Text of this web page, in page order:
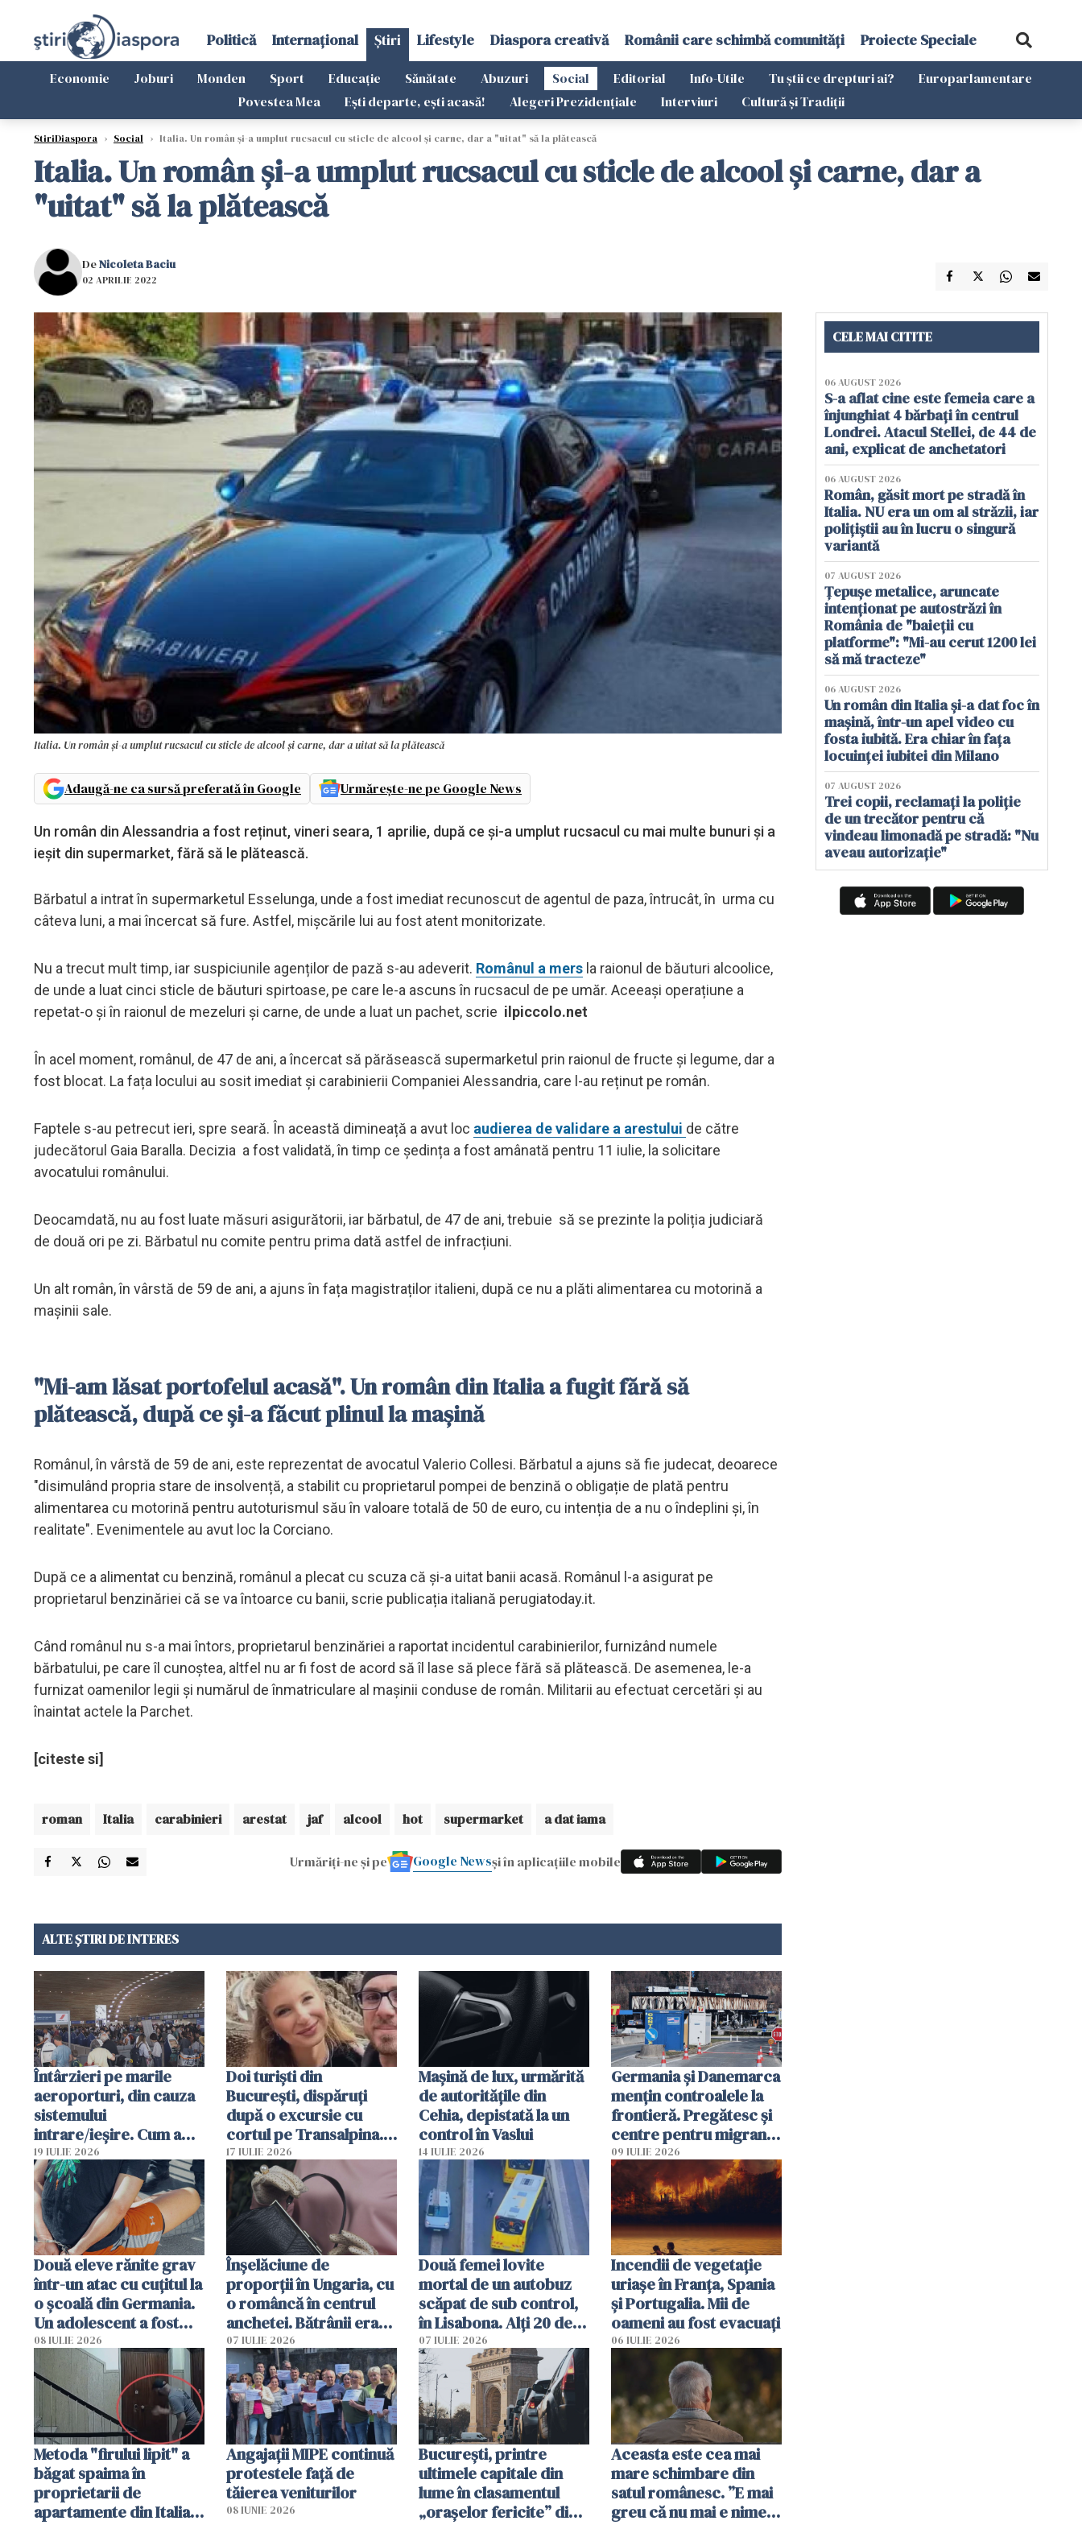
Politică Internațional Știri Lifestyle Diaspora creativă Românii care schimbă comunități Proiecte Speciale
Economie Joburi Monden Sport Educație Sănătate Abuzuri Social Editorial Info-Utile Tu știi ce drepturi ai?
Europarlamentare
Povestea Mea
Ești departe, ești acasă! Alegeri Prezidențiale Interviuri Cultură și Tradiții
StiriDiaspora › Social › Italia. Un român și-a umplut rucsacul cu sticle de alcool și carne, dar a "uitat" să la plătească
Italia. Un român și-a umplut rucsacul cu sticle de alcool și carne, dar a
"uitat" să la plătească
DeNicoleta Baciu
02 APRILIE 2022
Italia. Un român și-a umplut rucsacul cu sticle de alcool și carne, dar a uitat să la plătească
Adaugă-ne ca sursă preferată în Google Urmărește-ne pe Google News
Un român din Alessandria a fost reținut, vineri seara, 1 aprilie, după ce și-a umplut rucsacul cu mai multe bunuri și a
ieșit din supermarket, fără să le plătească.
Bărbatul a intrat în supermarketul Esselunga, unde a fost imediat recunoscut de agentul de paza, întrucât, în urma cu
câteva luni, a mai încercat să fure. Astfel, mișcările lui au fost atent monitorizate.
Nu a trecut mult timp, iar suspiciunile agenților de pază s-au adeverit. Românul a mers la raionul de băuturi alcoolice,
de unde a luat cinci sticle de băuturi spirtoase, pe care le-a ascuns în rucsacul de pe umăr. Aceeași operațiune a
repetat-o și în raionul de mezeluri și carne, de unde a luat un pachet, scrie ilpiccolo.net
În acel moment, românul, de 47 de ani, a încercat să părăsească supermarketul prin raionul de fructe și legume, dar a
fost blocat. La fața locului au sosit imediat și carabinierii Companiei Alessandria, care l-au reținut pe român.
Faptele s-au petrecut ieri, spre seară. În această dimineață a avut loc audierea de validare a arestului de către
judecătorul Gaia Baralla. Decizia a fost validată, în timp ce ședința a fost amânată pentru 11 iulie, la solicitare
avocatului românului.
Deocamdată, nu au fost luate măsuri asigurătorii, iar bărbatul, de 47 de ani, trebuie să se prezinte la poliția judiciară
de două ori pe zi. Bărbatul nu comite pentru prima dată astfel de infracțiuni.
Un alt român, în vârstă de 59 de ani, a ajuns în fața magistraților italieni, după ce nu a plăti alimentarea cu motorină a
mașinii sale.
"Mi-am lăsat portofelul acasă". Un român din Italia a fugit fără să
plătească, după ce și-a făcut plinul la mașină
Românul, în vârstă de 59 de ani, este reprezentat de avocatul Valerio Collesi. Bărbatul a ajuns să fie judecat, deoarece
"disimulând propria stare de insolvență, a stabilit cu proprietarul pompei de benzină o obligație de plată pentru
alimentarea cu motorină pentru autoturismul său în valoare totală de 50 de euro, cu intenția de a nu o îndeplini și, în
realitate". Evenimentele au avut loc la Corciano.
După ce a alimentat cu benzină, românul a plecat cu scuza că și-a uitat banii acasă. Românul l-a asigurat pe
proprietarul benzinăriei că se va întoarce cu banii, scrie publicația italiană perugiatoday.it.
Când românul nu s-a mai întors, proprietarul benzinăriei a raportat incidentul carabinierilor, furnizând numele
bărbatului, pe care îl cunoștea, altfel nu ar fi fost de acord să îl lase să plece fără să plătească. De asemenea, le-a
furnizat oamenilor legii și numărul de înmatriculare al mașinii conduse de român. Militarii au efectuat cercetări și au
înaintat actele la Parchet.
[citeste si]
roman Italia carabinieri arestat jaf alcool hot supermarket a dat iama
Urmăriți-ne și pe Google Newsși în aplicațiile mobile
ALTE ȘTIRI DE INTERES
Întârzieri pe marile
aeroporturi, din cauza
sistemului
intrare/ieșire. Cum a
ajuns o femeie să fie
arestată în Cluj-Napoca
19 IULIE 2026
Doi turiști din
București, dispăruți
după o excursie cu
cortul pe Transalpina.
Poliția și familia îi caută
17 IULIE 2026
Mașină de lux, urmărită
de autoritățile din
Cehia, depistată la un
control în Vaslui
14 IULIE 2026
Germania și Danemarca
mențin controalele la
frontieră. Pregătesc și
centre pentru migranții
respinși din UE
09 IULIE 2026
Două eleve rănite grav
într-un atac cu cuțitul la
o școală din Germania.
Un adolescent a fost
arestat
08 IULIE 2026
Înșelăciune de
proporții în Ungaria, cu
o româncă în centrul
anchetei. Bătrânii erau
puși să lase la poartă
genți cu aur și bani
07 IULIE 2026
Două femei lovite
mortal de un autobuz
scăpat de sub control,
în Lisabona. Alți 20 de
oameni sunt răniți
07 IULIE 2026
Incendii de vegetație
uriașe în Franța, Spania
și Portugalia. Mii de
oameni au fost evacuați
06 IULIE 2026
Metoda "firului lipit" a
băgat spaima în
proprietarii de
apartamente din Italia.
Angajaţii MIPE continuă
protestele faţă de
tăierea veniturilor
08 IUNIE 2026
București, printre
ultimele capitale din
lume în clasamentul
„orașelor fericite” din
Aceasta este cea mai
mare schimbare din
satul românesc. ”E mai
greu că nu mai e nimeni
CELE MAI CITITE
06 AUGUST 2026
S-a aflat cine este femeia care a
înjunghiat 4 bărbați în centrul
Londrei. Atacul Stellei, de 44 de
ani, explicat de anchetatori
06 AUGUST 2026
Român, găsit mort pe stradă în
Italia. NU era un om al străzii, iar
polițiștii au în lucru o singură
variantă
07 AUGUST 2026
Țepușe metalice, aruncate
intenționat pe autostrăzi în
România de "baieții cu
platforme": "Mi-au cerut 1200 lei
să mă tracteze"
06 AUGUST 2026
Un român din Italia și-a dat foc în
mașină, într-un apel video cu
fosta iubită. Era chiar în fața
locuinței iubitei din Milano
07 AUGUST 2026
Trei copii, reclamați la poliție
de un trecător pentru că
vindeau limonadă pe stradă: "Nu
aveau autorizație"